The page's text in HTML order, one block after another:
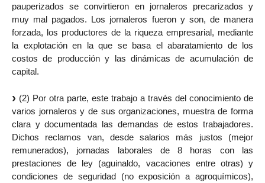
pauperizados se convirtieron en jornaleros precarizados y
muy mal pagados. Los jornaleros fueron y son, de manera
forzada, los productores de la riqueza empresarial, mediante
la explotación en la que se basa el abaratamiento de los
costos de producción y las dinámicas de acumulación de
capital.
(2) Por otra parte, este trabajo a través del conocimiento de
varios jornaleros y de sus organizaciones, muestra de forma
clara y documentada las demandas de estos trabajadores.
Dichos reclamos van, desde salarios más justos (mejor
remunerados), jornadas laborales de 8 horas con las
prestaciones de ley (aguinaldo, vacaciones entre otras) y
condiciones de seguridad (no exposición a agroquímicos),